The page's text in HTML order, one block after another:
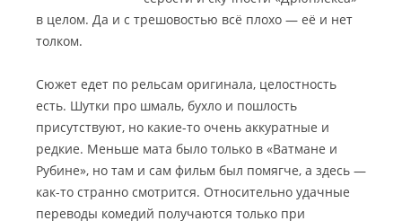
в целом. Да и с трешовостью всё плохо — её и нет
толком.
Сюжет едет по рельсам оригинала, целостность
есть. Шутки про шмаль, бухло и пошлость
присутствуют, но какие-то очень аккуратные и
редкие. Меньше мата было только в «Ватмане и
Рубине», но там и сам фильм был помягче, а здесь —
как-то странно смотрится. Относительно удачные
переводы комедий получаются только при